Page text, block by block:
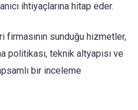
ihtiyaçlarına hitap eder.
firmasının sunduğu hizmetler,
politikası, teknik altyapısı ve
bir inceleme